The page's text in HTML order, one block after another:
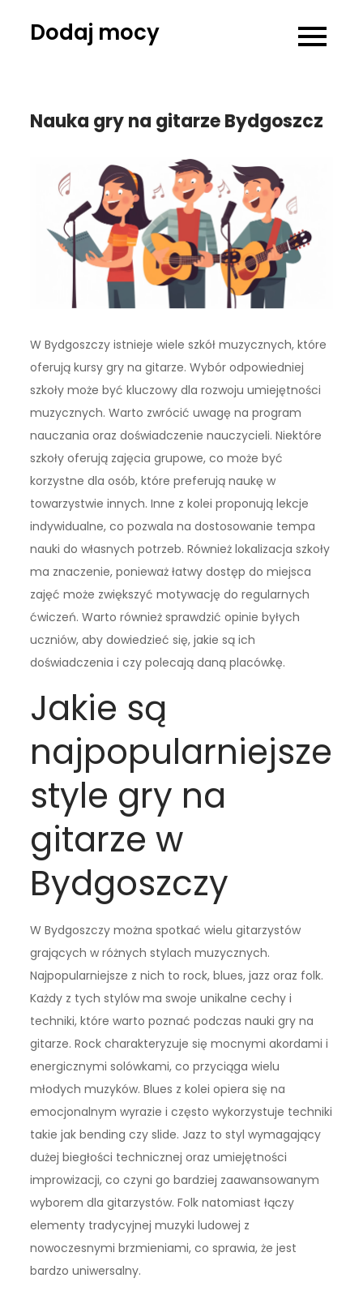
Dodaj mocy
Nauka gry na gitarze Bydgoszcz
W Bydgoszczy istnieje wiele szkół muzycznych, które
oferują kursy gry na gitarze. Wybór odpowiedniej
szkoły może być kluczowy dla rozwoju umiejętności
muzycznych. Warto zwrócić uwagę na program
nauczania oraz doświadczenie nauczycieli. Niektóre
szkoły oferują zajęcia grupowe, co może być
korzystne dla osób, które preferują naukę w
towarzystwie innych. Inne z kolei proponują lekcje
indywidualne, co pozwala na dostosowanie tempa
nauki do własnych potrzeb. Również lokalizacja szkoły
ma znaczenie, ponieważ łatwy dostęp do miejsca
zajęć może zwiększyć motywację do regularnych
ćwiczeń. Warto również sprawdzić opinie byłych
uczniów, aby dowiedzieć się, jakie są ich
doświadczenia i czy polecają daną placówkę.
Jakie są
najpopularniejsze
style gry na
gitarze w
Bydgoszczy
W Bydgoszczy można spotkać wielu gitarzystów
grających w różnych stylach muzycznych.
Najpopularniejsze z nich to rock, blues, jazz oraz folk.
Każdy z tych stylów ma swoje unikalne cechy i
techniki, które warto poznać podczas nauki gry na
gitarze. Rock charakteryzuje się mocnymi akordami i
energicznymi solówkami, co przyciąga wielu
młodych muzyków. Blues z kolei opiera się na
emocjonalnym wyrazie i często wykorzystuje techniki
takie jak bending czy slide. Jazz to styl wymagający
dużej biegłości technicznej oraz umiejętności
improwizacji, co czyni go bardziej zaawansowanym
wyborem dla gitarzystów. Folk natomiast łączy
elementy tradycyjnej muzyki ludowej z
nowoczesnymi brzmieniami, co sprawia, że jest
bardzo uniwersalny.